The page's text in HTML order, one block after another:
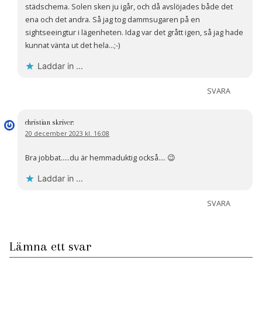
städschema. Solen sken ju igår, och då avslöjades både det
ena och det andra. Så jag tog dammsugaren på en
sightseeingtur i lägenheten. Idag var det grått igen, så jag hade
kunnat vänta ut det hela…;-)
Laddar in …
SVARA
christian skriver:
20 december 2023 kl. 16:08
Bra jobbat…..du är hemmaduktig också…. 😉
Laddar in …
SVARA
Lämna ett svar